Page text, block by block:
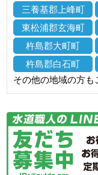
三養基郡上峰町
東松浦郡玄海町
杵島郡大町町
杵島郡白石町
その他の地域の方も